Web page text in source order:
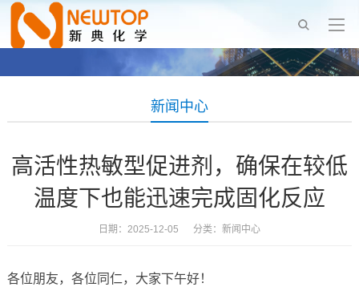
新闻中心
高活性热敏型促进剂，确保在较低
温度下也能迅速完成固化反应
日期：2025-12-05 分类： 新闻中心
各位朋友，各位同仁，大家下午好！